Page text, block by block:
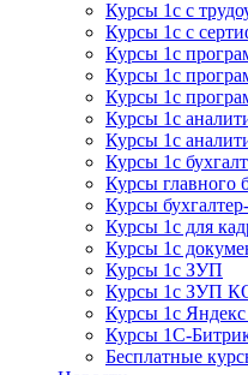
Курсы 1с с
Курсы 1с с
Курсы 1с
Курсы 1с
Курсы 1с
Курсы 1с
Курсы 1с
Курсы 1с
Курсы главного
Курсы
Курсы 1с для
Курсы 1с
Курсы 1с ЗУП
Курсы 1с ЗУП
Курсы 1с
Курсы 1С-
Бесплатные